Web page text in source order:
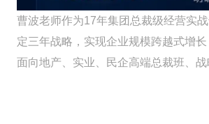
曹波老师作为17年集团总裁级经营实
定三年战略，实现企业规模跨越式增
面向地产、实业、民企高端总裁班、战